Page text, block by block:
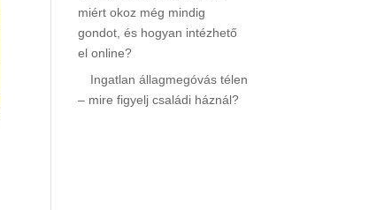
miért okoz még mindig
gondot, és hogyan intézhető
el online?
Ingatlan állagmegóvás télen
– mire figyelj családi háznál?